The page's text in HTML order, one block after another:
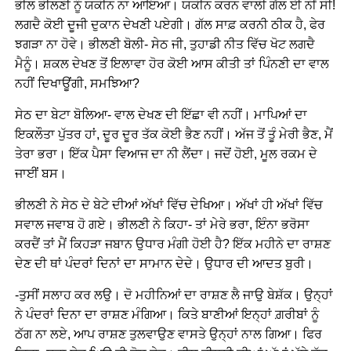
ਭੀਲ ਭੀਲਣੀ ਨੂੰ ਯਕੀਨ ਨਾ ਆਇਆ। ਯਕੀਨ ਕਰਨ ਵਾਲੀ ਗੱਲ ਈ ਨੀਂ ਸੀ!
ਲਗਦੈ ਕੋਈ ਦੂਜੀ ਦੁਕਾਨ ਦੇਖਣੀ ਪਏਗੀ। ਗੱਲ ਸਾਫ਼ ਕਰਨੀ ਠੀਕ ਹੈ, ਫੇਰ
ਝਗੜਾ ਨਾ ਹੋਵੇ। ਭੀਲਣੀ ਬੋਲੀ- ਸੇਠ ਜੀ, ਤੁਹਾਡੀ ਨੀਤ ਵਿੱਚ ਖੋਟ ਲਗਦੈ
ਮੈਨੂੰ। ਸ਼ਕਲ ਦੇਖਣ ਤੋਂ ਇਲਾਵਾ ਹੋਰ ਕੋਈ ਆਸ ਕੀਤੀ ਤਾਂ ਪਿੰਨਣੀ ਦਾ ਵਾਲ
ਨਹੀਂ ਦਿਖਾਊਂਗੀ, ਸਮਝਿਆ?
ਸੇਠ ਦਾ ਬੇਟਾ ਬੋਲਿਆ- ਵਾਲ ਦੇਖਣ ਦੀ ਇੱਛਾ ਵੀ ਨਹੀਂ। ਮਾਪਿਆਂ ਦਾ
ਇਕਲੌਤਾ ਪੁੱਤਰ ਹਾਂ, ਦੂਰ ਦੂਰ ਤੱਕ ਕੋਈ ਭੈਣ ਨਹੀਂ। ਅੱਜ ਤੋਂ ਤੂੰ ਮੇਰੀ ਭੈਣ, ਮੈਂ
ਤੇਰਾ ਭਰਾ। ਇੱਕ ਪੈਸਾ ਵਿਆਜ ਦਾ ਨੀ ਲੈਂਦਾ। ਜਦੋਂ ਹੋਈ, ਮੂਲ ਰਕਮ ਦੇ
ਜਾਈਂ ਬਸ।
ਭੀਲਣੀ ਨੇ ਸੇਠ ਦੇ ਬੇਟੇ ਦੀਆਂ ਅੱਖਾਂ ਵਿੱਚ ਦੇਖਿਆ। ਅੱਖਾਂ ਹੀ ਅੱਖਾਂ ਵਿੱਚ
ਸਵਾਲ ਜਵਾਬ ਹੋ ਗਏ। ਭੀਲਣੀ ਨੇ ਕਿਹਾ- ਤਾਂ ਮੇਰੇ ਭਰਾ, ਇੰਨਾ ਭਰੋਸਾ
ਕਰਦੈਂ ਤਾਂ ਮੈਂ ਕਿਹੜਾ ਜਬਾਨ ਉਧਾਰ ਮੰਗੀ ਹੋਈ ਹੈ? ਇੱਕ ਮਹੀਨੇ ਦਾ ਰਾਸ਼ਣ
ਦੇਣ ਦੀ ਥਾਂ ਪੰਦਰਾਂ ਦਿਨਾਂ ਦਾ ਸਾਮਾਨ ਦੇਦੇ। ਉਧਾਰ ਦੀ ਆਦਤ ਬੁਰੀ।
-ਤੁਸੀਂ ਸਲਾਹ ਕਰ ਲਉ। ਦੋ ਮਹੀਨਿਆਂ ਦਾ ਰਾਸ਼ਣ ਲੈ ਜਾਉ ਬੇਸ਼ੱਕ। ਉਨ੍ਹਾਂ
ਨੇ ਪੰਦਰਾਂ ਦਿਨਾ ਦਾ ਰਾਸ਼ਣ ਮੰਗਿਆ। ਕਿਤੇ ਬਾਣੀਆਂ ਇਨ੍ਹਾਂ ਗ਼ਰੀਬਾਂ ਨੂੰ
ਠੱਗ ਨਾ ਲਏ, ਆਪ ਰਾਸ਼ਣ ਤੁਲਵਾਉਣ ਵਾਸਤੇ ਉਨ੍ਹਾਂ ਨਾਲ ਗਿਆ। ਫਿਰ